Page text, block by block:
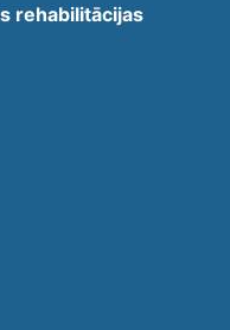
rehabilitācijas